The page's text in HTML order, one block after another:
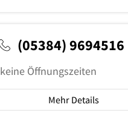
(05384) 9694516
keine Öffnungszeiten
Mehr Details